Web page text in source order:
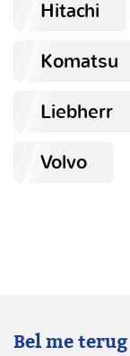
Hitachi
Komatsu
Liebherr
Volvo
Bel me terug